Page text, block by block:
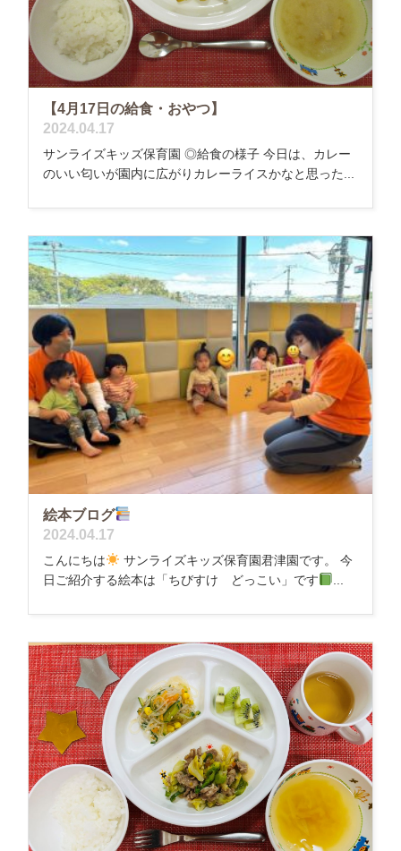
【4月17日の給食・おやつ】
2024.04.17
サンライズキッズ保育園 ◎給食の様子 今日は、カレー
のいい匂いが園内に広がりカレーライスかなと思った...
絵本ブログ
2024.04.17
こんにちは
サンライズキッズ保育園君津園です。 今
日ご紹介する絵本は「ちびすけ どっこい」です